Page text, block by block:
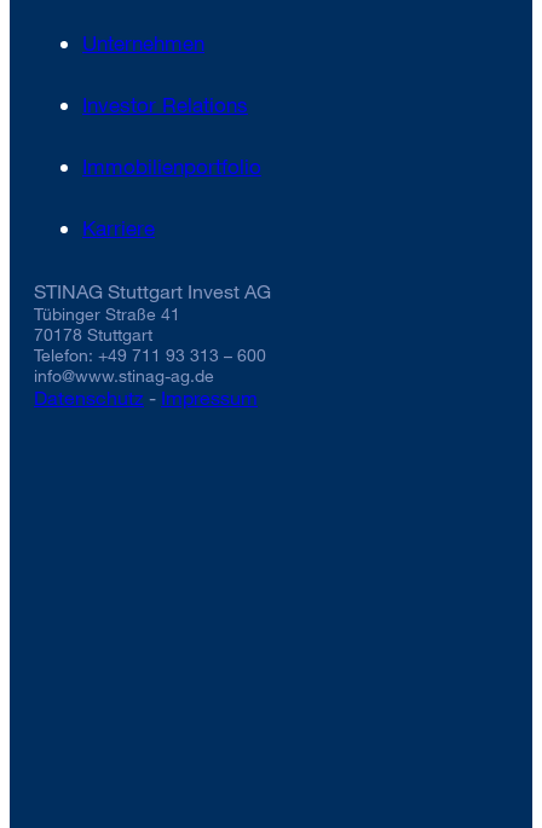
Unternehmen
Investor Relations
Immobilienportfolio
Karriere
STINAG Stuttgart Invest AG
Tübinger Straße 41
70178 Stuttgart
Telefon: +49 711 93 313 – 600
info@www.stinag-ag.de
Datenschutz - Impressum